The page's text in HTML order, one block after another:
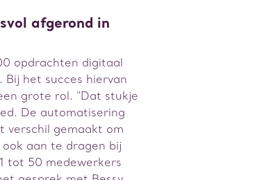
afgerond in
opdrachten digitaal
Bij het succes hiervan
grote rol. "Dat stukje
De automatisering
verschil gemaakt om
aan te dragen bij
tot 50 medewerkers